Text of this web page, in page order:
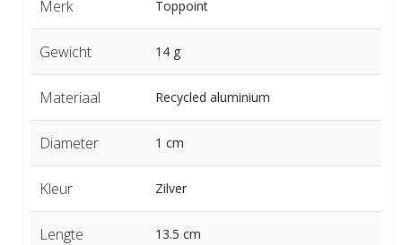
Merk Toppoint
Gewicht 14 g
Materiaal Recycled aluminium
Diameter 1 cm
Kleur Zilver
Lengte 13.5 cm